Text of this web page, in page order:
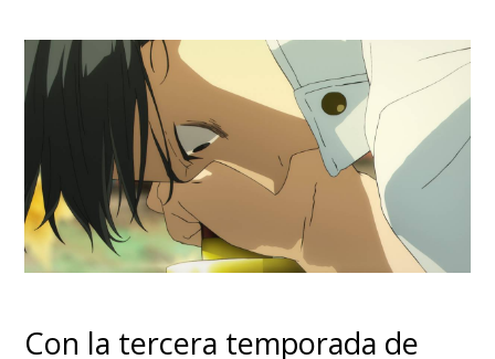
Con la tercera temporada de